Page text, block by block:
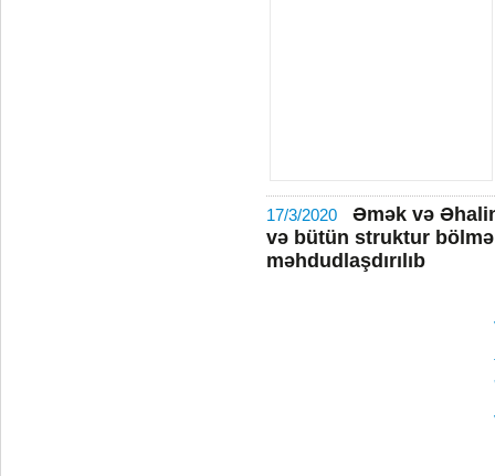
17/3/2020
Əmək və
və bütün struktur
məhdudlaşdırılıb